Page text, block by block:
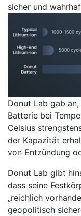
sicher und
Donut Lab gab
Batterie bei
Celsius
der Kapazität
von Entzündung
Donut Lab gibt
dass seine
„reichlich
geopolitisch